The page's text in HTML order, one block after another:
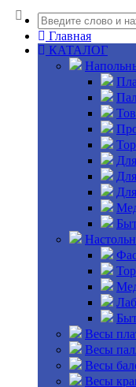
Главная
КАТАЛОГ
Весы
Весы
Весы
Весы